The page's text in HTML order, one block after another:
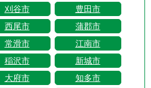
刈谷市
豊田市
西尾市
蒲郡市
常滑市
江南市
稲沢市
新城市
大府市
知多市